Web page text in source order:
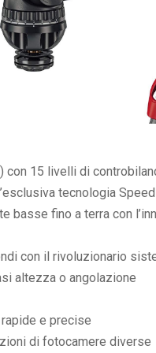
con 15 livelli di
tecnologia
basse fino a terra con
con il rivoluzionario
altezza o angolazione
e precise
di fotocamere diverse